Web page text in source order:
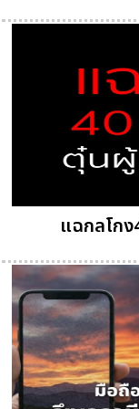
แฉกลโก